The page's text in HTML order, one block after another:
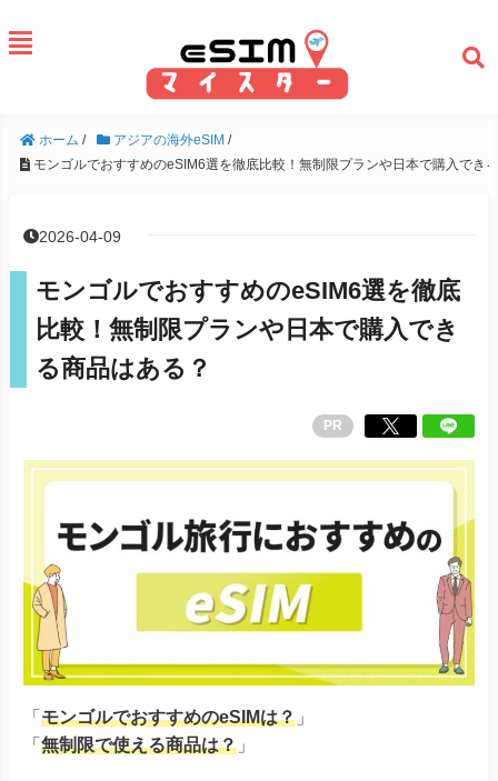
ホーム / アジアの海外eSIM /
モンゴルでおすすめのeSIM6選を徹底比較！無制限プランや日本で購入でき
2026-04-09
モンゴルでおすすめのeSIM6選を徹底
比較！無制限プランや日本で購入でき
る商品はある？
PR
「 モンゴルでおすすめのeSIMは？ 」
「 無制限で使える商品は？ 」